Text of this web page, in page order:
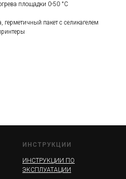
площадки 0-50 °C
герметичный пакет с селикагелем
ИНСТРУКЦИИ
ИНСТРУКЦИИ ПО
ЭКСПЛУАТАЦИИ